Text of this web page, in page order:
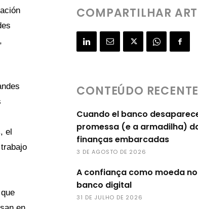
el
COMPARTILHAR
CONTEÚDO RECENTE
Cuando el banco
promessa (e a armadilha)
finanças embarcadas
3 DE AGOSTO DE 2026
A confiança como moeda no
banco digital
31 DE JULHO DE 2026